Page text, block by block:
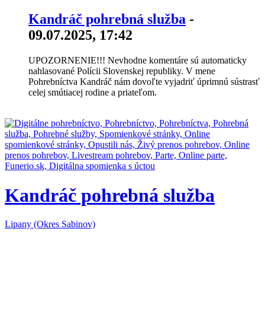
Kandráč pohrebná služba -
09.07.2025, 17:42
UPOZORNENIE!!! Nevhodne komentáre sú automaticky
nahlasované Polícii Slovenskej republiky. V mene
Pohrebníctva Kandráč nám dovoľte vyjadriť úprimnú sústrasť
celej smútiacej rodine a priateľom.
Kandráč pohrebná služba
Lipany (Okres Sabinov)